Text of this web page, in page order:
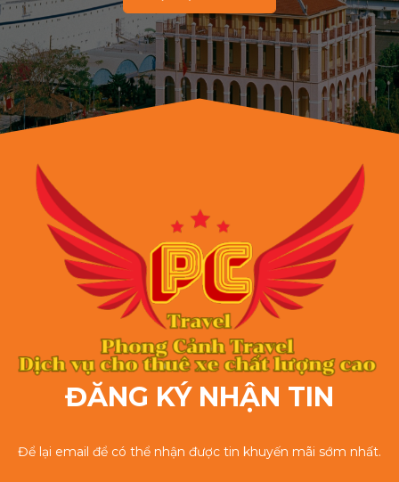
ĐĂNG KÝ NHẬN TIN
Để lại email để có thể nhận được tin khuyến mãi sớm nhất.